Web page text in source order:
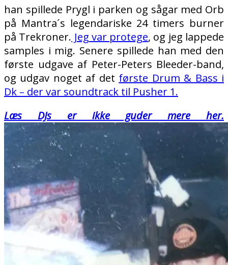
han spillede Prygl i parken og sågar med Orb
på Mantra´s legendariske 24 timers burner
på Trekroner. Jeg var protege, og jeg lappede
samples i mig. Senere spillede han med den
første udgave af Peter-Peters Bleeder-band,
og udgav noget af det første Drum & Bass i
Dk – der var soundtrack til Pusher 1.
Læs DJs er ikke guder mere her.